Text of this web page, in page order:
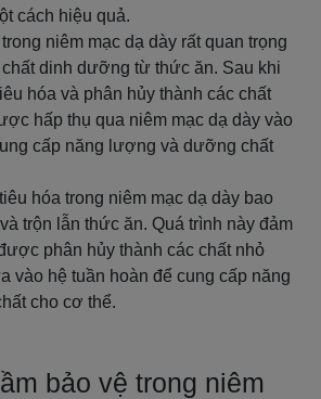
cách hiệu quả.
niêm mạc dạ dày rất quan trọng
dinh dưỡng từ thức ăn. Sau khi
hóa và phân hủy thành các chất
hấp thụ qua niêm mạc dạ dày vào
cấp năng lượng và dưỡng chất
hóa trong niêm mạc dạ dày bao
trộn lẫn thức ăn. Quá trình này đảm
phân hủy thành các chất nhỏ
vào hệ tuần hoàn để cung cấp năng
cho cơ thể.
bảo vệ trong niêm